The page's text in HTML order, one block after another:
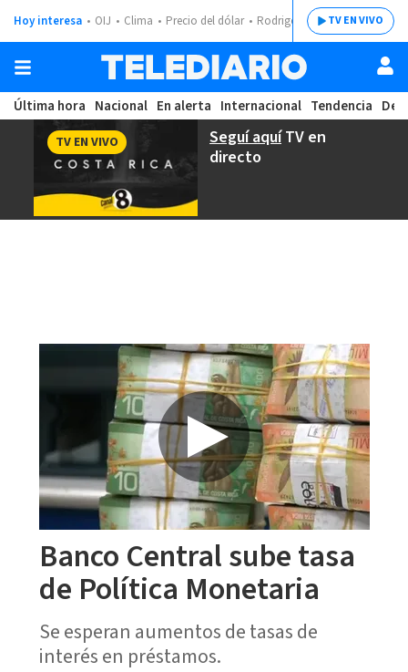
Hoy interesa OIJ Clima Precio del dólar Rodrigo ChavesTV EN VIVO
Última hora Nacional En alerta Internacional Tendencia
Seguí aquíTV en
directo
TV EN VIVO
Banco Central sube tasa
de Política Monetaria
Se esperan aumentos de tasas de
interés en préstamos.